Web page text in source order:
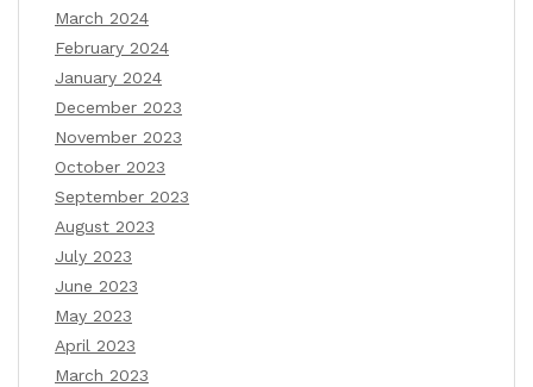
March 2024
February 2024
January 2024
December 2023
November 2023
October 2023
September 2023
August 2023
July 2023
June 2023
May 2023
April 2023
March 2023